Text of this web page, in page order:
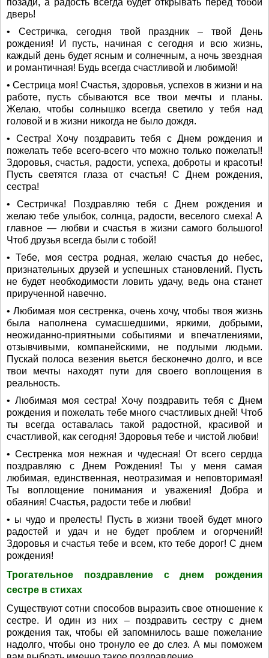
позади, а радость всегда будет открывать перед тобой
дверь!
• Сестричка, сегодня твой праздник – твой День
рождения! И пусть, начиная с сегодня и всю жизнь,
каждый день будет ясным и солнечным, а ночь звездная
и романтичная! Будь всегда счастливой и любимой!
• Сестрица моя! Счастья, здоровья, успехов в жизни и на
работе, пусть сбываются все твои мечты и планы.
Желаю, чтобы солнышко всегда светило у тебя над
головой и в жизни никогда не было дождя.
• Сестра! Хочу поздравить тебя с Днем рождения и
пожелать тебе всего-всего что можно только пожелать!!
Здоровья, счастья, радости, успеха, доброты и красоты!
Пусть светятся глаза от счастья! С Днем рождения,
сестра!
• Сестричка! Поздравляю тебя с Днем рождения и
желаю тебе улыбок, солнца, радости, веселого смеха! А
главное — любви и счастья в жизни самого большого!
Чтоб друзья всегда были с тобой!
• Тебе, моя сестра родная, желаю счастья до небес,
признательных друзей и успешных становлений. Пусть
не будет необходимости ловить удачу, ведь она станет
прирученной навечно.
• Любимая моя сестренка, очень хочу, чтобы твоя жизнь
была наполнена сумасшедшими, яркими, добрыми,
неожиданно-приятными событиями и впечатлениями,
отзывчивыми, компанейскими, не подлыми людьми.
Пускай полоса везения вьется бесконечно долго, и все
твои мечты находят пути для своего воплощения в
реальность.
• Любимая моя сестра! Хочу поздравить тебя с Днем
рождения и пожелать тебе много счастливых дней! Чтоб
ты всегда оставалась такой радостной, красивой и
счастливой, как сегодня! Здоровья тебе и чистой любви!
• Сестренка моя нежная и чудесная! От всего сердца
поздравляю с Днем Рождения! Ты у меня самая
любимая, единственная, неотразимая и неповторимая!
Ты воплощение понимания и уважения! Добра и
обаяния! Счастья, радости тебе и любви!
• ы чудо и прелесть! Пусть в жизни твоей будет много
радостей и удач и не будет проблем и огорчений!
Здоровья и счастья тебе и всем, кто тебе дорог! С днем
рождения!
Трогательное поздравление с днем рождения
сестре в стихах
Существуют сотни способов выразить свое отношение к
сестре. И один из них – поздравить сестру с днем
рождения так, чтобы ей запомнилось ваше пожелание
надолго, чтобы оно тронуло ее до слез. А мы поможем